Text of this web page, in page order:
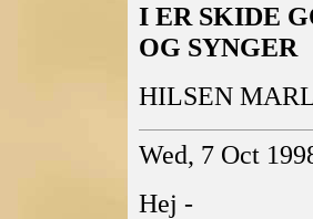
I ER SKIDE
OG SYNGER
HILSEN
Wed, 7 Oct
Hej -